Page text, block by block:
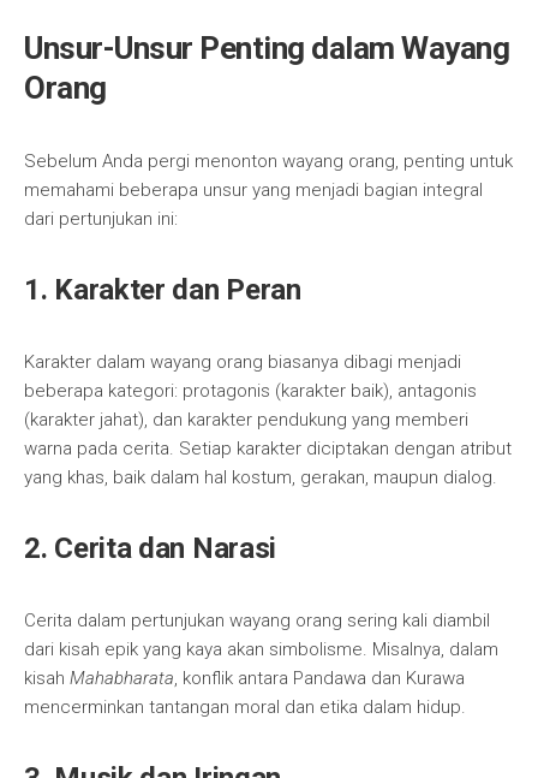
Unsur-Unsur Penting dalam Wayang
Orang
Sebelum Anda pergi menonton wayang orang, penting untuk
memahami beberapa unsur yang menjadi bagian integral
dari pertunjukan ini:
1. Karakter dan Peran
Karakter dalam wayang orang biasanya dibagi menjadi
beberapa kategori: protagonis (karakter baik), antagonis
(karakter jahat), dan karakter pendukung yang memberi
warna pada cerita. Setiap karakter diciptakan dengan atribut
yang khas, baik dalam hal kostum, gerakan, maupun dialog.
2. Cerita dan Narasi
Cerita dalam pertunjukan wayang orang sering kali diambil
dari kisah epik yang kaya akan simbolisme. Misalnya, dalam
kisah Mahabharata, konflik antara Pandawa dan Kurawa
mencerminkan tantangan moral dan etika dalam hidup.